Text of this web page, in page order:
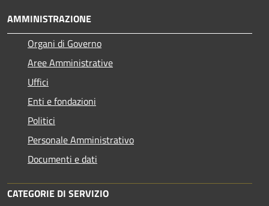
AMMINISTRAZIONE
Organi di Governo
Aree Amministrative
Uffici
Enti e fondazioni
Politici
Personale Amministrativo
Documenti e dati
CATEGORIE DI SERVIZIO